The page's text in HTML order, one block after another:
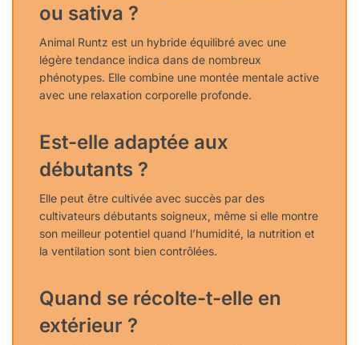
ou sativa ?
Animal Runtz est un hybride équilibré avec une
légère tendance indica dans de nombreux
phénotypes. Elle combine une montée mentale active
avec une relaxation corporelle profonde.
Est-elle adaptée aux
débutants ?
Elle peut être cultivée avec succès par des
cultivateurs débutants soigneux, même si elle montre
son meilleur potentiel quand l’humidité, la nutrition et
la ventilation sont bien contrôlées.
Quand se récolte-t-elle en
extérieur ?